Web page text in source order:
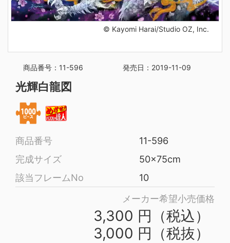
© Kayomi Harai/Studio OZ, Inc.
商品番号：11-596 発売日：2019-11-09
光輝白龍図
商品番号
11-596
完成サイズ
50x75cm
該当フレームNo
10
メーカー希望小売価格
3,300 円（税込）
3,000 円（税抜）